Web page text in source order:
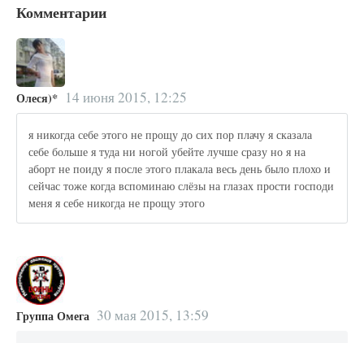
Комментарии
Олеся)* 14 июня 2015, 12:25
я никогда себе этого не прощу до сих пор плачу я сказала
себе больше я туда ни ногой убейте лучше сразу но я на
аборт не поиду я после этого плакала весь день было плохо и
сейчас тоже когда вспоминаю слёзы на глазах прости господи
меня я себе никогда не прощу этого
Группа Омега 30 мая 2015, 13:59